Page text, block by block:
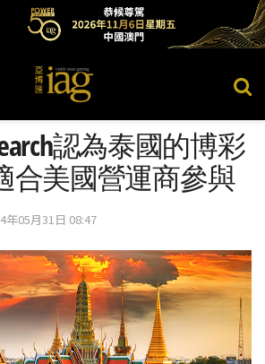
認為泰國的博彩
合美國營運商參與
年05月31日 08:47